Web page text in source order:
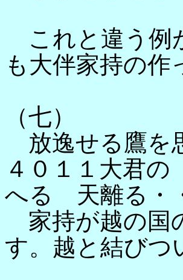
これと違う例
も大伴家持の作
（七）
放逸せる鷹を
４０１１大君
へる 天離る・
家持が越の国
す。越と結びつ